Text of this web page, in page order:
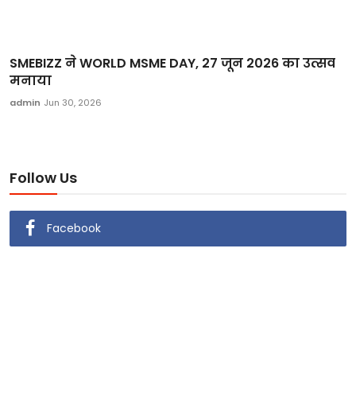
SMEBIZZ ने WORLD MSME DAY, 27 जून 2026 का उत्सव
मनाया
admin Jun 30, 2026
Follow Us
Facebook